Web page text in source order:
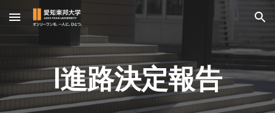
Skip to main content Skip to navigation
Ⅰ進路決定報告